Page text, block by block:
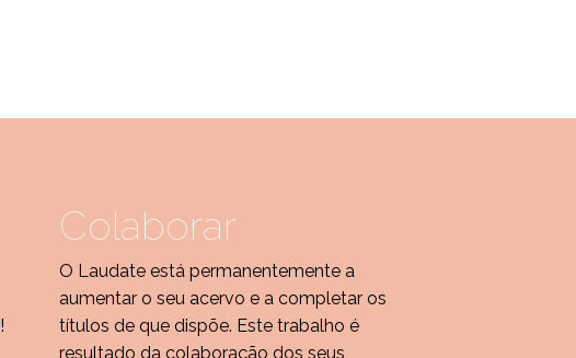
!
Colaborar
O Laudate está permanentemente a
aumentar o seu acervo e a completar os
títulos de que dispõe. Este trabalho é
resultado da colaboração dos seus